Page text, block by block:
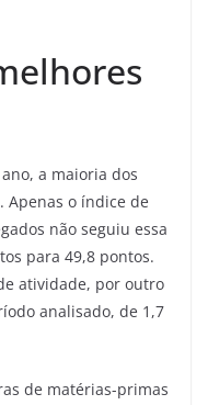
a maioria dos
Apenas o índice de
não seguiu essa
para 49,8 pontos.
atividade, por outro
analisado, de 1,7
de matérias-primas